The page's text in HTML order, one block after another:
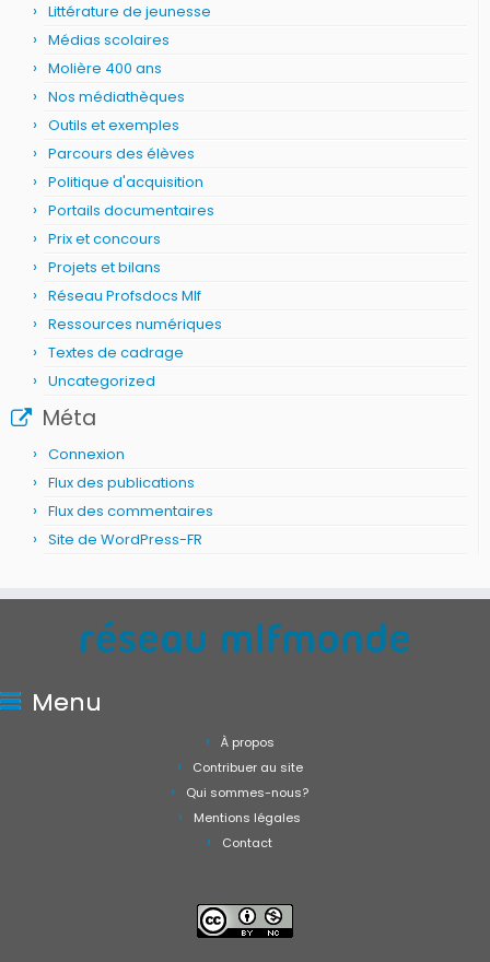
Littérature de jeunesse
Médias scolaires
Molière 400 ans
Nos médiathèques
Outils et exemples
Parcours des élèves
Politique d'acquisition
Portails documentaires
Prix et concours
Projets et bilans
Réseau Profsdocs Mlf
Ressources numériques
Textes de cadrage
Uncategorized
Méta
Connexion
Flux des publications
Flux des commentaires
Site de WordPress-FR
Menu
À propos
Contribuer au site
Qui sommes-nous?
Mentions légales
Contact